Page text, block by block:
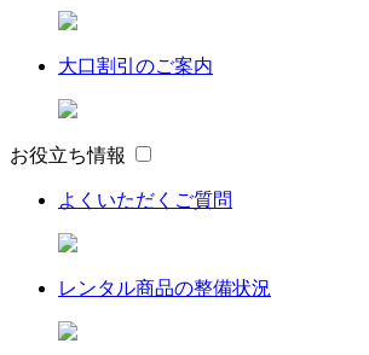
大口割引のご案内
お役立ち情報
よくいただくご質問
レンタル商品の整備状況